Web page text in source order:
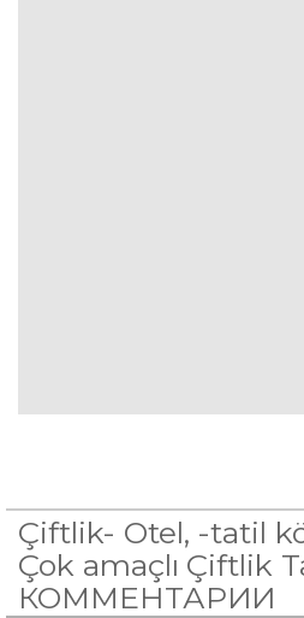
Çiftlik- Otel, -tatil
Çok amaçlı Çiftlik
КОММЕНТАРИИ